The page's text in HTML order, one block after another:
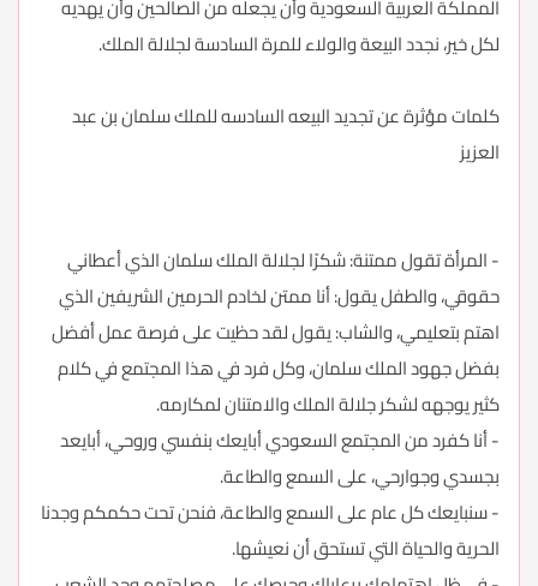
المملكة العربية السعودية وأن يجعله من الصالحين وأن يهديه
لكل خير، نجدد البيعة والولاء للمرة السادسة لجلالة الملك.
كلمات مؤثرة عن تجديد البيعه السادسه للملك سلمان بن عبد
العزيز
- المرأة تقول ممتنة: شكرًا لجلالة الملك سلمان الذي أعطاني
حقوقي، والطفل يقول: أنا ممتن لخادم الحرمين الشريفين الذي
اهتم بتعليمي، والشاب: يقول لقد حظيت على فرصة عمل أفضل
بفضل جهود الملك سلمان، وكل فرد في هذا المجتمع في كلام
كثير يوجهه لشكر جلالة الملك والامتنان لمكارمه.
- أنا كفرد من المجتمع السعودي أبايعك بنفسي وروحي، أبايعد
بجسدي وجوارحي، على السمع والطاعة.
- سنبايعك كل عام على السمع والطاعة، فنحن تحت حكمكم وجدنا
الحرية والحياة التي تستحق أن نعيشها.